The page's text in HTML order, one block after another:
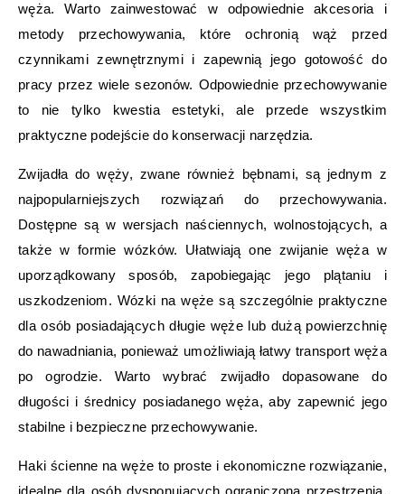
węża. Warto zainwestować w odpowiednie akcesoria i
metody przechowywania, które ochronią wąż przed
czynnikami zewnętrznymi i zapewnią jego gotowość do
pracy przez wiele sezonów. Odpowiednie przechowywanie
to nie tylko kwestia estetyki, ale przede wszystkim
praktyczne podejście do konserwacji narzędzia.
Zwijadła do węży, zwane również bębnami, są jednym z
najpopularniejszych rozwiązań do przechowywania.
Dostępne są w wersjach naściennych, wolnostojących, a
także w formie wózków. Ułatwiają one zwijanie węża w
uporządkowany sposób, zapobiegając jego plątaniu i
uszkodzeniom. Wózki na węże są szczególnie praktyczne
dla osób posiadających długie węże lub dużą powierzchnię
do nawadniania, ponieważ umożliwiają łatwy transport węża
po ogrodzie. Warto wybrać zwijadło dopasowane do
długości i średnicy posiadanego węża, aby zapewnić jego
stabilne i bezpieczne przechowywanie.
Haki ścienne na węże to proste i ekonomiczne rozwiązanie,
idealne dla osób dysponujących ograniczoną przestrzenią.